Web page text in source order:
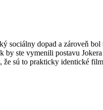
dopad a zároveň
by ste vymenili postavu
sú to prakticky identické